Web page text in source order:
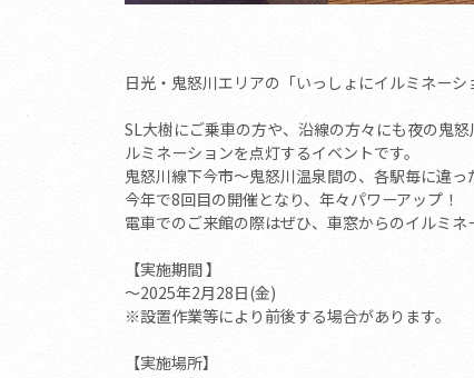
日光・鬼怒川エリアの「いっしょにイルミネーシ
SL大樹にご乗車の方や、沿線の方々にも夜の鬼
ルミネーションを点灯するイベントです。
鬼怒川線下今市～鬼怒川温泉間の、各駅毎に違
今年で8回目の開催となり、年々パワーアップ！
電車でのご来館の際はぜひ、車窓からのイルミネ
【実施期間 】
～2025年2月28日(金)
※設置作業等により前後する場合があります。
【実施場所】